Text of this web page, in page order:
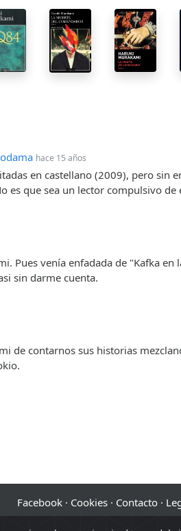
hace 15 años
en castellano (2009), pero sin
es que sea un lector compulsivo de
Pues venía enfadada de "Kafka
sin darme cuenta.
de contarnos sus historias
Facebook · Cookies · Contacto ·
2010 - 2026 Sopa de libros s2